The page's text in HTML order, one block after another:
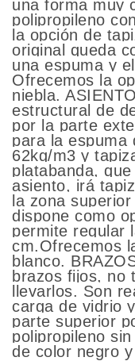
una forma muy
polipropileno
la opción de
original queda
una espuma y
Ofrecemos la
niebla.
estructural de
por la parte
para la espuma
62kg/m3 y
platabanda,
asiento, irá
la zona
dispone como
permite regular
cm.Ofrecemos
blanco.
brazos fijos, no
llevarlos. Son
carga de vidrio
parte superior
polipropileno
de color negro